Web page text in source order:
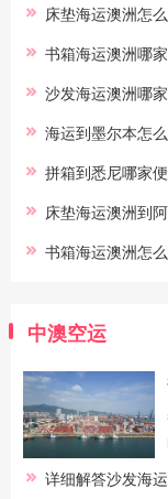
床垫海运澳洲怎
书箱海运澳洲哪
沙发海运澳洲哪
海运到墨尔本怎
拼箱到悉尼哪家
床垫海运澳洲到
书箱海运澳洲怎
中澳空运
详细解答沙发海